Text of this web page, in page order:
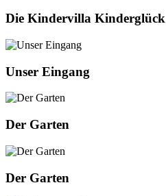
Die Kindervilla Kinderglück
Unser Eingang
Der Garten
Der Garten